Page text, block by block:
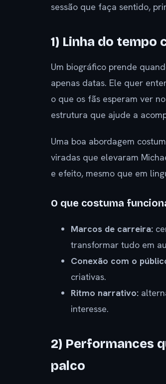
sessão que faça sentido,
1) Linha do tempo
Um biográfico prende
apenas datas. Ele quer
o que os fãs esperam ver
estrutura que ajude a
Uma boa abordagem
viradas que elevaram
e efeito, mesmo que em
O que costuma
Marcos de carreira:
transformar tudo em
Conexão com o
criativas.
Ritmo narrativo:
interesse.
2) Performances
palco